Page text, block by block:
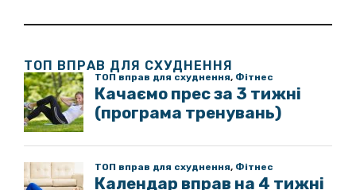
ТОП ВПРАВ ДЛЯ СХУДНЕННЯ